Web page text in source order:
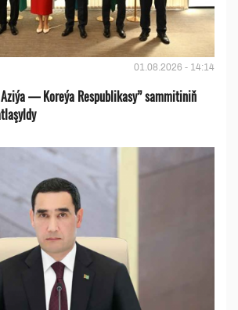
01.08.2026 - 14:14
— Koreýa Respublikasy” sammitiniň